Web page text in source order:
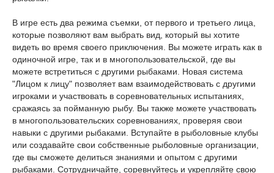
В игре есть два режима съемки, от первого и третьего лица,
которые позволяют вам выбрать вид, который вы хотите
видеть во время своего приключения. Вы можете играть как в
одиночной игре, так и в многопользовательской, где вы
можете встретиться с другими рыбаками. Новая система
"Лицом к лицу" позволяет вам взаимодействовать с другими
игроками и участвовать в соревновательных испытаниях,
сражаясь за пойманную рыбу. Вы также можете участвовать
в многопользовательских соревнованиях, проверяя свои
навыки с другими рыбаками. Вступайте в рыболовные клубы
или создавайте свои собственные рыболовные организации,
где вы сможете делиться знаниями и опытом с другими
рыбаками. Сотрудничайте, соревнуйтесь и укрепляйте свою